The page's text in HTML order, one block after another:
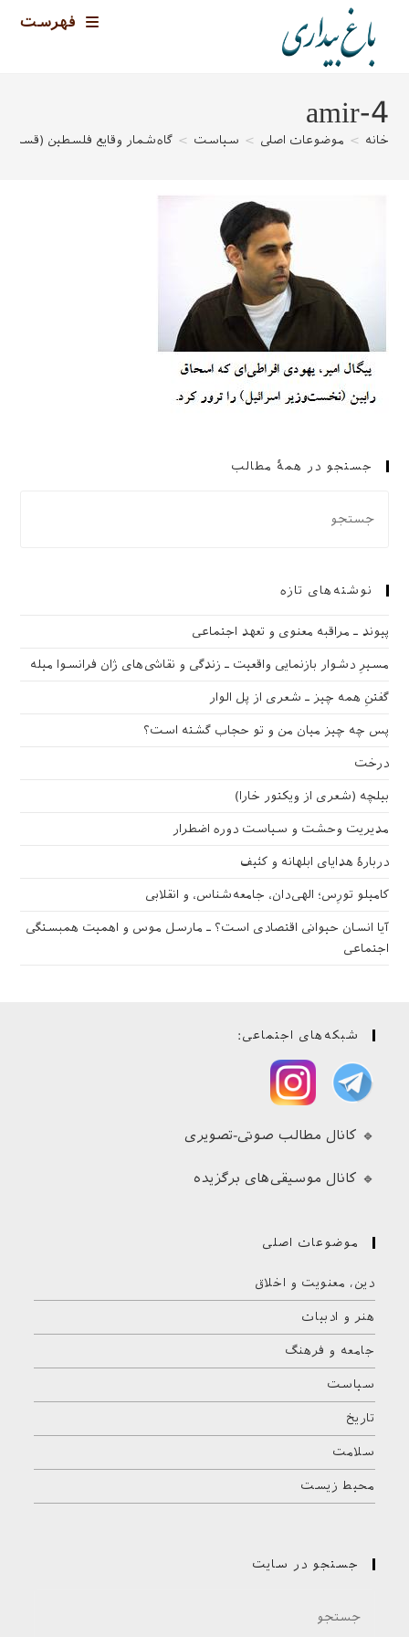
فهرست
4-amir
خانه > موضوعات اصلی > سیاست > گاه‌شمار وقایع فلسطین (قسمت دوم: ۱۹۴۸
جستجو در همهٔ مطالب
نوشته‌های تازه
پیوند ـ مراقبه‌ معنوی و تعهد اجتماعی
مسیرِ دشوار بازنمایی واقعیت ـ زندگی و نقاشی‌های ژان فرانسوا میله
گفتنِ همه چیز ـ شعری از پل الوار
پس چه چیز میان من و تو حجاب گشته است؟
درخت
بیلچه (شعری از ویکتور خارا)
مدیریت وحشت و سیاست دوره اضطرار
دربارهٔ هدایای ابلهانه و کثیف
کامیلو تورِس؛ الهی‌دان، جامعه‌شناس، و انقلابی
آیا انسان حیوانی اقتصادی است؟ ـ مارسل موس و اهمیت همبستگی
اجتماعی
شبکه‌های اجتماعی:
🔹 کانال مطالب صوتی-تصویری
🔹 کانال موسیقی‌های برگزیده
موضوعات اصلی
دین، معنویت و اخلاق
هنر و ادبیات
جامعه و فرهنگ
سیاست
تاریخ
سلامت
محیط زیست
جستجو در سایت